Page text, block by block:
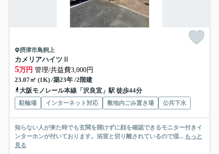
摂津市鳥飼上
カメリアハイツⅡ
5万円 管理/共益費3,000円
23.07㎡ (1K) /築23年 /2階建
大阪モノレール本線「沢良宜」駅 徒歩44分
駐輪場 インターネット対応 敷地内ごみ置き場 公共下水
知らない人が来た時でも玄関を開けずに顔を確認できるモニター付きイ
ンターホンが付いております。浴室と切り離されているので湿... もっと
見る